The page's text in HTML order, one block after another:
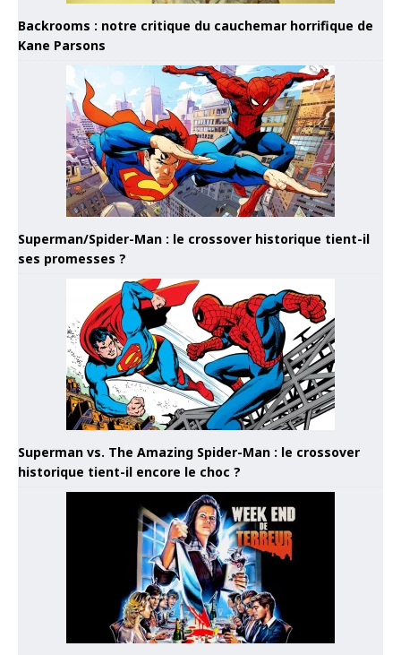
Backrooms : notre critique du cauchemar horrifique de
Kane Parsons
Superman/Spider-Man : le crossover historique tient-il
ses promesses ?
Superman vs. The Amazing Spider-Man : le crossover
historique tient-il encore le choc ?